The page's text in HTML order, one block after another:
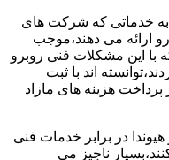
به خدماتی که شرکت های
ارائه می دهند،موجب
با این مشکلات فنی روبرو
اند با ثبت
هزینه های مازاد
در برابر خدمات فنی
ناچیز می